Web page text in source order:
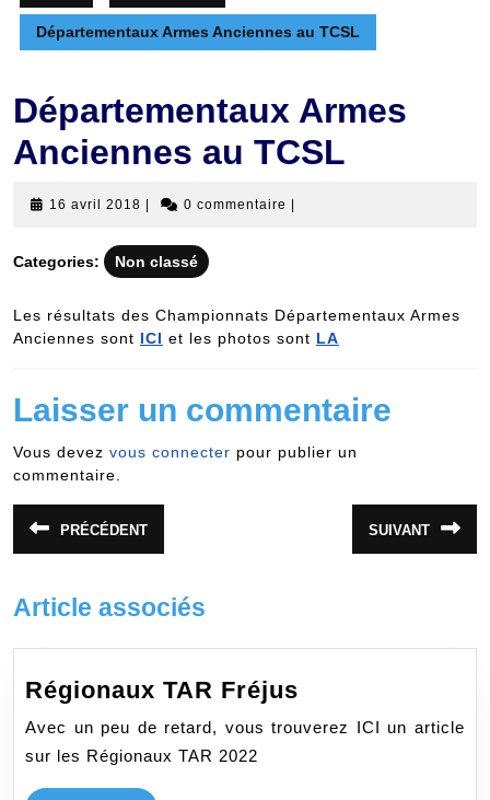
Départementaux Armes Anciennes au TCSL
Départementaux Armes
Anciennes au TCSL
16 avril 2018 16
0 commentaire
Categories: Non classé
Les résultats des Championnats Départementaux Armes
Anciennes sont ICI et les photos sont LA
Laisser un commentaire
Vous devez vous connecter pour publier un
commentaire.
Navigation
de
PRÉCÉDENT
précédent
SUIVANT
suivant
Article associés
Régionaux TAR Fréjus
TAR
Avec un peu de retard, vous trouverez ICI un article
sur les Régionaux TAR 2022